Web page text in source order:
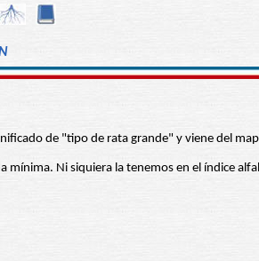
de "tipo de rata grande" y viene del
mínima. Ni siquiera la tenemos en el índice